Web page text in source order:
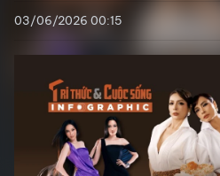
03/06/2026 00:15